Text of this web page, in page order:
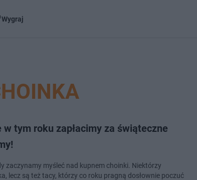
Wygraj
tym roku zapłacimy za świąteczne
zaczynamy myśleć nad kupnem choinki. Niektórzy
lecz są też tacy, którzy co roku pragną dosłownie poczuć